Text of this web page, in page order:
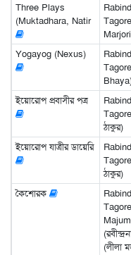
Three Plays
(Muktadhara, Natir
Yogayog (Nexus)
ইয়োরোপ প্রবাসীর পত্র
Tagore
ঠাকুর)
ইয়োরোপ যাত্রীর ডায়েরি
Tagore
ঠাকুর)
কৈশোরক
(লীলা